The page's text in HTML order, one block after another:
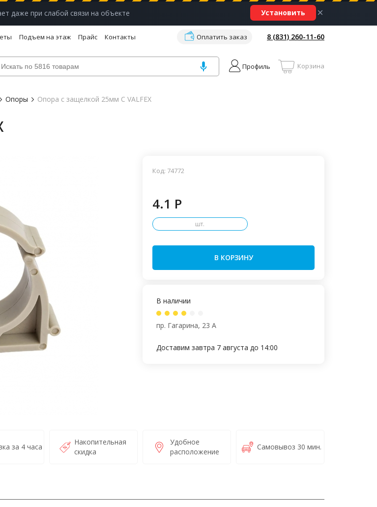
даже при слабой связи на объекте Установить ×
Подъем на этаж Прайс Контакты Оплатить заказ 8 (831) 260-11-60
Профиль Корзина
Опоры Опора с защелкой 25мм С VALFEX
Код: 74772
4.1 P
шт.
В КОРЗИНУ
В наличии
пр. Гагарина, 23 А
Доставим завтра 7 августа до 14:00
за 4 часа
Накопительная
скидка
Удобное
расположение
Самовывоз 30 мин.